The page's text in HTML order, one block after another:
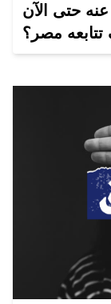
حتى الآن
مصر؟